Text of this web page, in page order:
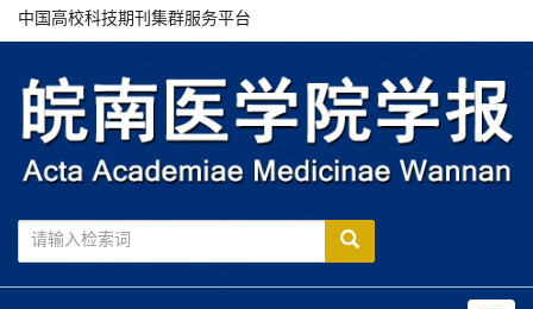
中国高校科技期刊集群服务平台